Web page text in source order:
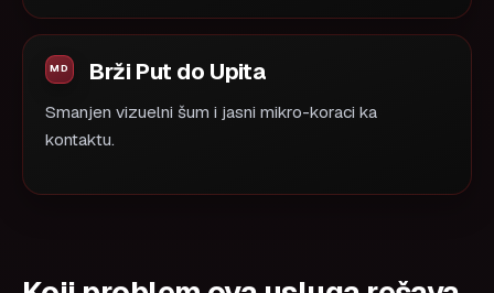
Brži Put do Upita
Smanjen vizuelni šum i jasni mikro-koraci ka
kontaktu.